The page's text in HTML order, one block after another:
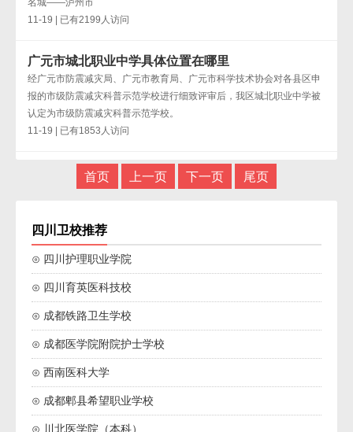
名城——泸州市
11-19 | 已有2199人访问
广元市城北职业中学具体位置在哪里
经广元市防震减灾局、广元市教育局、广元市科学技术协会对各县区申
报的市级防震减灾科普示范学校进行细致评审后，我区城北职业中学被
认定为市级防震减灾科普示范学校。​
11-19 | 已有1853人访问
首页 上一页 下一页 尾页
四川卫校推荐
⊙ 四川护理职业学院
⊙ 四川育英医科技校
⊙ 成都铁路卫生学校
⊙ 成都医学院附院护士学校
⊙ 西南医科大学
⊙ 成都郫县希望职业学校
⊙ 川北医学院（本科）